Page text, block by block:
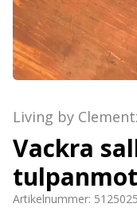
Living by
Vackra
Artikelnummer: